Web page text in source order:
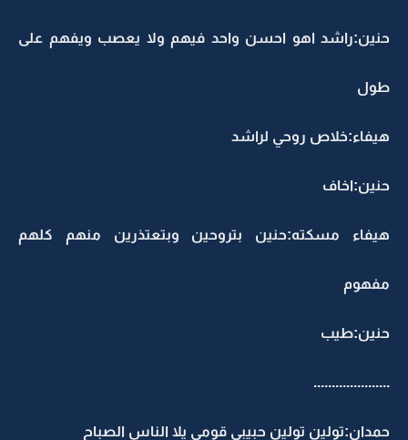
حنين:راشد اهو احسن واحد فيهم ولا يعصب ويفهم على
طول
هيفاء:خلاص روحي لراشد
حنين:اخاف
هيفاء مسكته:حنين بتروحين وبتعتذرين منهم كلهم
مفهوم
حنين:طيب
.....................
حمدان:تولين تولين حبيبي قومي يلا الناس الصباح